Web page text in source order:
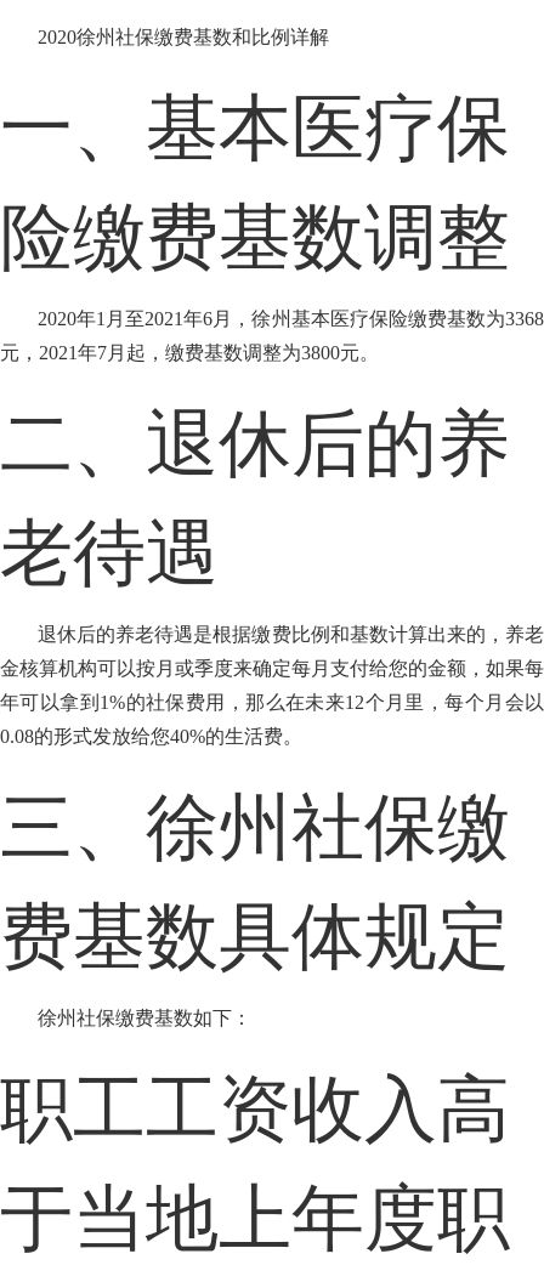
2020徐州社保缴费基数和比例详解
一、基本医疗保
险缴费基数调整
2020年1月至2021年6月，徐州基本医疗保险缴费基数为3368
元，2021年7月起，缴费基数调整为3800元。
二、退休后的养
老待遇
退休后的养老待遇是根据缴费比例和基数计算出来的，养老
金核算机构可以按月或季度来确定每月支付给您的金额，如果每
年可以拿到1%的社保费用，那么在未来12个月里，每个月会以
0.08的形式发放给您40%的生活费。
三、徐州社保缴
费基数具体规定
徐州社保缴费基数如下：
职工工资收入高
于当地上年度职